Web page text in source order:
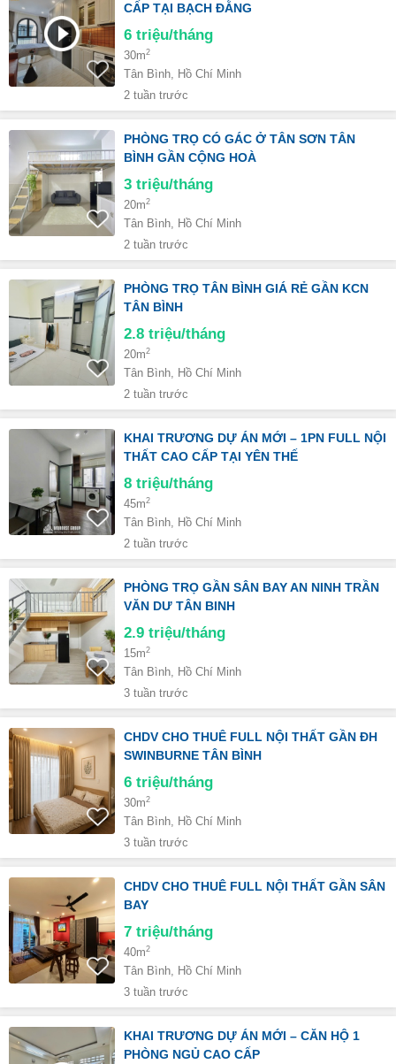
CẤP TẠI BẠCH ĐẰNG
6 triệu/tháng
30m2
Tân Bình, Hồ Chí Minh
2 tuần trước
PHÒNG TRỌ CÓ GÁC Ở TÂN SƠN TÂN
BÌNH GẦN CỘNG HOÀ
3 triệu/tháng
20m2
Tân Bình, Hồ Chí Minh
2 tuần trước
PHÒNG TRỌ TÂN BÌNH GIÁ RẺ GẦN KCN
TÂN BÌNH
2.8 triệu/tháng
20m2
Tân Bình, Hồ Chí Minh
2 tuần trước
KHAI TRƯƠNG DỰ ÁN MỚI – 1PN FULL NỘI
THẤT CAO CẤP TẠI YÊN THẾ
8 triệu/tháng
45m2
Tân Bình, Hồ Chí Minh
2 tuần trước
PHÒNG TRỌ GẦN SÂN BAY AN NINH TRẦN
VĂN DƯ TÂN BINH
2.9 triệu/tháng
15m2
Tân Bình, Hồ Chí Minh
3 tuần trước
CHDV CHO THUÊ FULL NỘI THẤT GẦN ĐH
SWINBURNE TÂN BÌNH
6 triệu/tháng
30m2
Tân Bình, Hồ Chí Minh
3 tuần trước
CHDV CHO THUÊ FULL NỘI THẤT GẦN SÂN
BAY
7 triệu/tháng
40m2
Tân Bình, Hồ Chí Minh
3 tuần trước
KHAI TRƯƠNG DỰ ÁN MỚI – CĂN HỘ 1
PHÒNG NGỦ CAO CẤP